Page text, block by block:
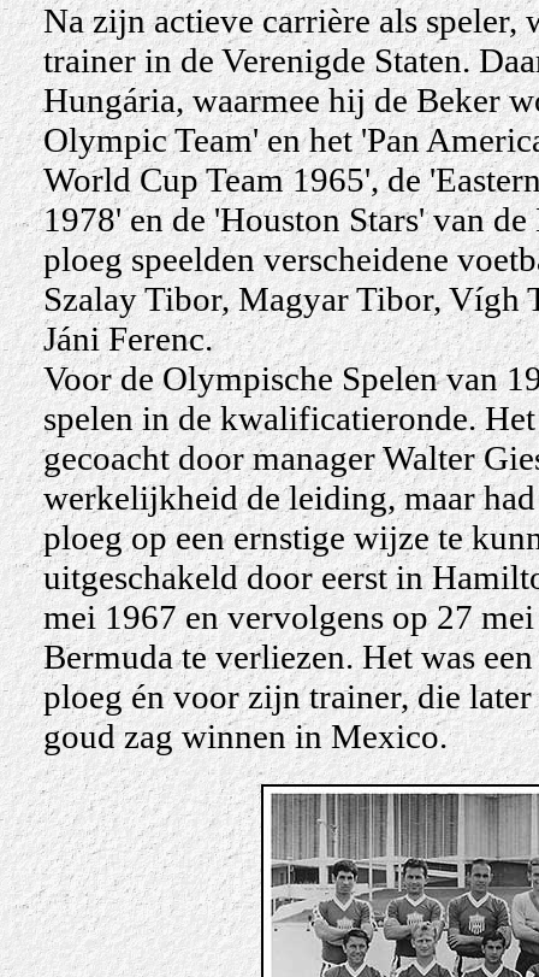
Na zijn actieve carrière als speler,
trainer in de Verenigde Staten.
Hungária, waarmee hij de Beker
Olympic Team' en het 'Pan
World Cup Team 1965', de
1978' en de 'Houston Stars' van
ploeg speelden verscheidene
Szalay Tibor, Magyar Tibor, Vígh
Jáni Ferenc.
Voor de Olympische Spelen van
spelen in de kwalificatieronde.
gecoacht door manager Walter
werkelijkheid de leiding, maar
ploeg op een ernstige wijze te
uitgeschakeld door eerst in
mei 1967 en vervolgens op 27
Bermuda te verliezen.Het was
ploeg én voor zijn trainer, die
goud zag winnen in Mexico.